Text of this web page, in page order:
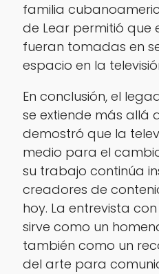
familia
de Lear permitió que
fueran tomadas en
espacio en la
En conclusión, el
se extiende más allá
demostró que la
medio para el
su trabajo continúa
creadores de
hoy. La entrevista
sirve como un
también como un
del arte para